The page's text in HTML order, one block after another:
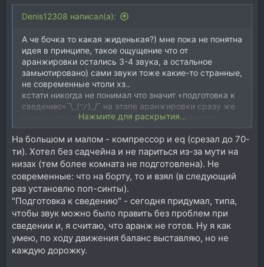
Denis12308 написал(а):
А че бочка то какая жиденькая?) мне пока не понятна
идея в принципе, такое ощущение что от
аранжировки остались 3-4 звука, а остальное
замьютировано) сами звуки тоже какие-то странные,
не современные чтоли хз..
кстати никогда не понимал что значит «подготовка к
сведению»¯\_(ツ)_/¯ на этапе аранжировки сразу же
можно сводить, то есть балансы инструментов
выставлять
PS это мое сугубо личное мнение, не
профессиональное
Нажмите для раскрытия...
На большом и малом - компрессор и eq (срезал до 70-
ти). Хотел без садчейна и не париться из-за мути на
низах (тем более комната не подготовлена). Не
современные: что на борту, то и взял (в следующий
раз установлю поп-синты).
"Подготовка к сведению" - сегодня придумал, типа,
чтобы звук можно было править без проблем при
сведении и, я считаю, что аранж не готов. Ну я как
умею, по ходу движения баланс выставляю, но не
каждую дорожку.